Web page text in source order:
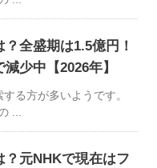
全盛期は1.5億円！
少中【2026年】
る方が多いようです。
...
？元NHKで現在はフ